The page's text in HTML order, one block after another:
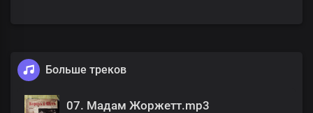
Больше треков
07. Мадам Жоржетт.mp3